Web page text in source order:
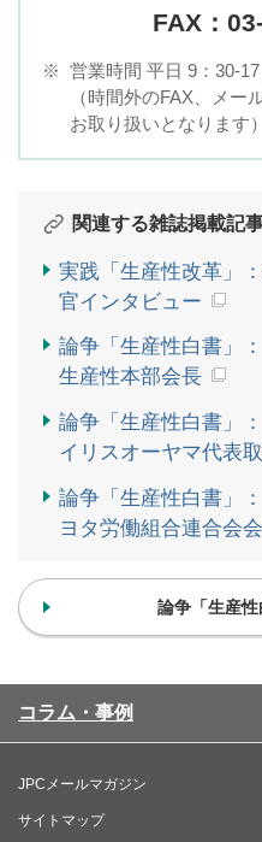
FAX：
※ 営業時間 平日 9：30-
（時間外のFAX、メー
お取り扱いとなります）
関連する雑誌掲載記
実践「生産性改革」
官インタビュー
論争「生産性白書」
生産性本部会長
論争「生産性白書」
イリスオーヤマ代表
論争「生産性白書」
ヨタ労働組合連合会
論争「生産
コラム・事例
JPCメールマガジン
サイトマップ